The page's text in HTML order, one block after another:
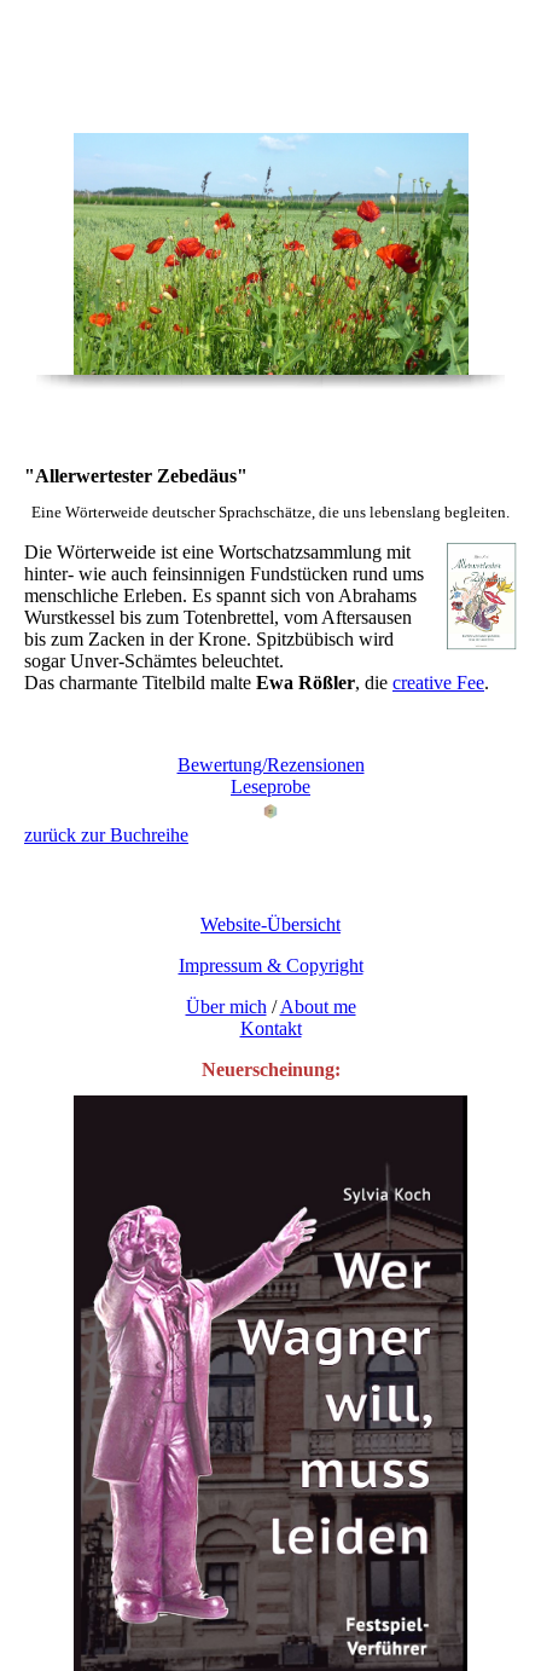
Autorin Sylvia Koch
"Allerwertester Zebedäus"
Eine Wörterweide deutscherSprachschätze, die uns lebenslang begleiten.
Die Wörterweide ist eine Wortschatzsammlung mit
hinter- wie auch feinsinnigen Fundstücken rund ums
menschliche Erleben. Es spannt sich von Abrahams
Wurstkessel bis zum Totenbrettel, vom Aftersausen
bis zum Zacken in der Krone. Spitzbübisch wird
sogar Unver-Schämtes beleuchtet.
Das charmante Titelbild malte Ewa Rößler, die creative Fee.
Bewertung/Rezensionen
Leseprobe
zurück zur Buchreihe
Website-Übersicht
Impressum & Copyright
Über mich/About me
Kontakt
Neuerscheinung: